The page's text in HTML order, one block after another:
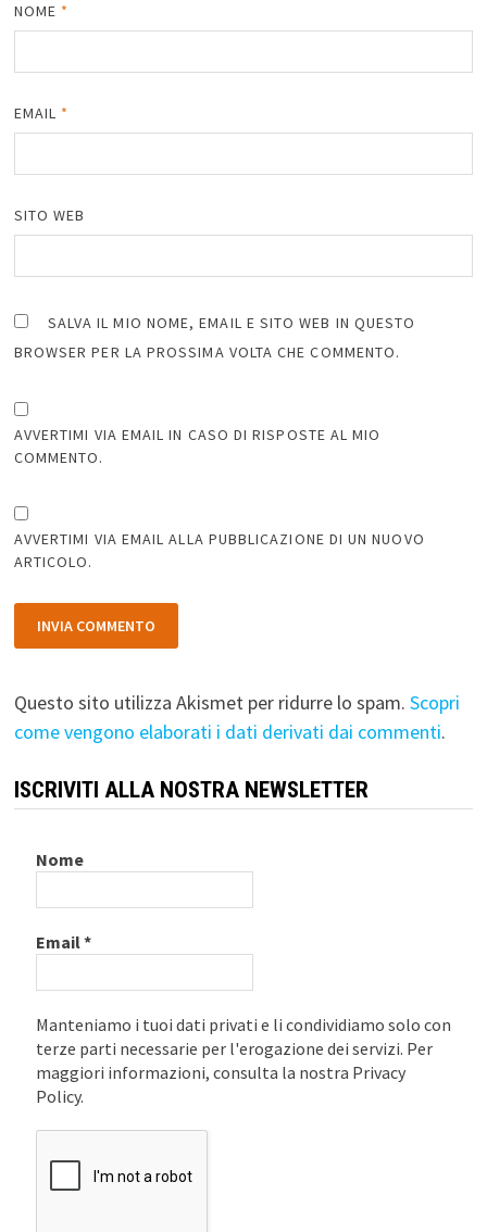
NOME *
EMAIL *
SITO WEB
SALVA IL MIO NOME, EMAIL E SITO WEB IN QUESTO
BROWSER PER LA PROSSIMA VOLTA CHE COMMENTO.
AVVERTIMI VIA EMAIL IN CASO DI RISPOSTE AL MIO
COMMENTO.
AVVERTIMI VIA EMAIL ALLA PUBBLICAZIONE DI UN NUOVO
ARTICOLO.
Questo sito utilizza Akismet per ridurre lo spam. Scopri
come vengono elaborati i dati derivati dai commenti.
ISCRIVITI ALLA NOSTRA NEWSLETTER
Nome
Email*
Manteniamo i tuoi dati privati e li condividiamo solo con
terze parti necessarie per l'erogazione dei servizi. Per
maggiori informazioni, consulta la nostra Privacy
Policy.